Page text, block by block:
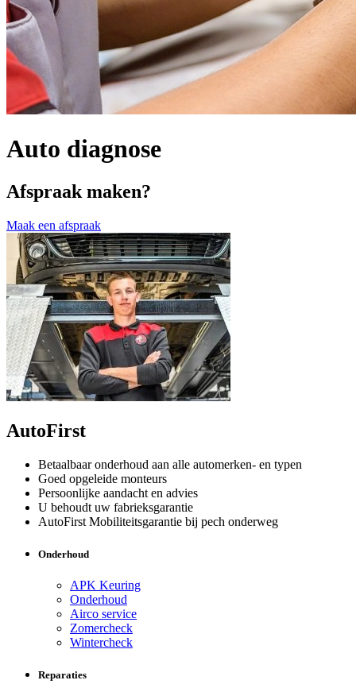
Auto diagnose
Afspraak maken?
Maak een afspraak
AutoFirst
Betaalbaar onderhoud aan alle automerken- en typen
Goed opgeleide monteurs
Persoonlijke aandacht en advies
U behoudt uw fabrieksgarantie
AutoFirst Mobiliteitsgarantie bij pech onderweg
Onderhoud
APK Keuring
Onderhoud
Airco service
Zomercheck
Wintercheck
Reparaties